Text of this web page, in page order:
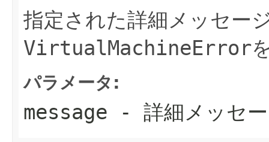
指定された詳細メッセー
VirtualMachineError
パラメータ:
message - 詳細メッセ